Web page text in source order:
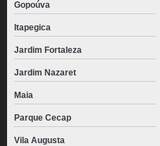
Gopoúva
Itapegica
Jardim Fortaleza
Jardim Nazaret
Maia
Parque Cecap
Vila Augusta